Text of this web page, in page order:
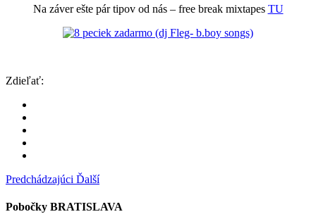
Na záver ešte pár tipov od nás – free break mixtapes TU
Zdieľať:
Predchádzajúci Ďalší
Pobočky BRATISLAVA